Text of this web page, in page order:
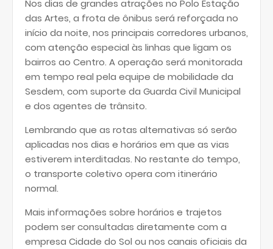
Nos dias de grandes atrações no Polo Estação
das Artes, a frota de ônibus será reforçada no
início da noite, nos principais corredores urbanos,
com atenção especial às linhas que ligam os
bairros ao Centro. A operação será monitorada
em tempo real pela equipe de mobilidade da
Sesdem, com suporte da Guarda Civil Municipal
e dos agentes de trânsito.
Lembrando que as rotas alternativas só serão
aplicadas nos dias e horários em que as vias
estiverem interditadas. No restante do tempo,
o transporte coletivo opera com itinerário
normal.
Mais informações sobre horários e trajetos
podem ser consultadas diretamente com a
empresa Cidade do Sol ou nos canais oficiais da